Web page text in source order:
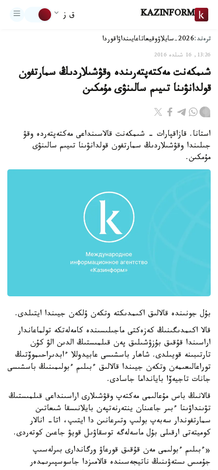
KAZINFORM ق ز
ترەند:2026-سايلاۋ وقيعاتاعايىنداۋاقوردا
13:26, 16 شىلدە 2016
شىمكەنت مەكتەپتەرىندە وقۋشىلاردىڭ سمارتفون
قولدانۋىنا تىيىم سالىنۋى مۇمكىن
استانا. قازاقپارات - شىمكەنت قالاسىنداعى مەكتەپتەردە وقۋ
جىلىندا وقۋشىلاردىڭ سمارتفون قولدانۋىنا تىيىم سالىنۋى
مۇمكىن.
بۇل جونىندە قالالىق اكىمدىكتە وتكەن ۇلكەن جيىندا ايتىلدى.
قالا اكىمدىگىنىڭ كەزەكتى ماجىلىسىندە كامەلەتكە تولماعاندار
اراسىندا قۇقىق بۇزۋشىلىق پەن قىلمىستىڭ الدىن الۋ كۇن
تارتىبىنە قويىلدى. شاھار باسشىسى عابيدوللا ءابدىراحىموۆتىڭ
توراعالىعىمەن وتكەن جيىندا قالالىق ءبىلىم ءبولىمىنىڭ باسشىسى
جانات تاجيەۆا بايانداما جاسادى.
قالانىڭ باس مۇعالىمى مەكتەپ وقۋشىلارى اراسىنداعى قىلمىستىڭ
تۋىنداۋىنا ءبىر جاعىنان ينتەرنەتپەن بايلانىسقا شىعاتىن
سمارتفوندار سەبەپ بولىپ وتىرعانىن دا ايتىپ، اتا- انالار
كوميتەتى ارقىلى بۇل ماسەلەگە توسقاۋىل قويۋ جاعىن كوتەردى.
«ءبىلىم ءبولىمى مەن قۇقىق قورعاۋ ورگاندارى بىرلەسىپ
جۇمىس ىستەۋىنىڭ ناتيجەسىندە قالامىزدا جاسوسپىرىمدەر